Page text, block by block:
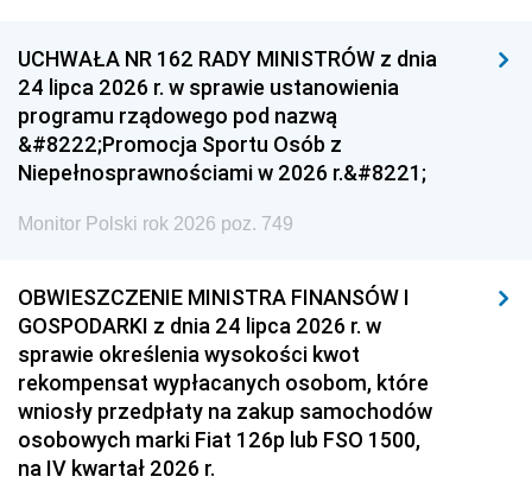
UCHWAŁA NR 162 RADY MINISTRÓW z dnia
24 lipca 2026 r. w sprawie ustanowienia
programu rządowego pod nazwą
&#8222;Promocja Sportu Osób z
Niepełnosprawnościami w 2026 r.&#8221;
Monitor Polski rok 2026 poz. 749
OBWIESZCZENIE MINISTRA FINANSÓW I
GOSPODARKI z dnia 24 lipca 2026 r. w
sprawie określenia wysokości kwot
rekompensat wypłacanych osobom, które
wniosły przedpłaty na zakup samochodów
osobowych marki Fiat 126p lub FSO 1500,
na IV kwartał 2026 r.